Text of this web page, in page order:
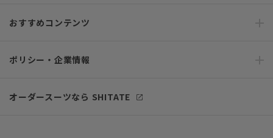
おすすめコンテンツ
ポリシー・企業情報
オーダースーツなら SHITATE